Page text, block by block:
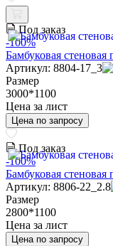
Под заказ
-100%
Бамбуковая
Артикул: 8804-17_3
Размер
3000*1100
Цена за лист
Цена по запросу
Под заказ
-100%
Бамбуковая
Артикул: 8806-22_2.8
Размер
2800*1100
Цена за лист
Цена по запросу